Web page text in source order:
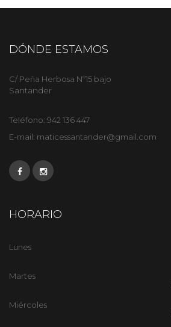
DÓNDE ESTAMOS
C/ Peña Herbosa Nº15 bajo
Santander
Teléfono: 942 136 447
E-mail: maticessantander@gmail.com
HORARIO
Lunes
Martes
Miércoles